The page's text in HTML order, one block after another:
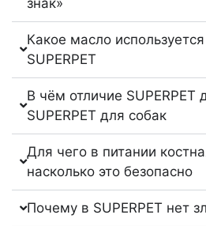
Какое масло
SUPERPET
В чём отличие SUPERPET
SUPERPET для собак
Для чего в питании
насколько это безопасно
Почему в SUPERPET нет